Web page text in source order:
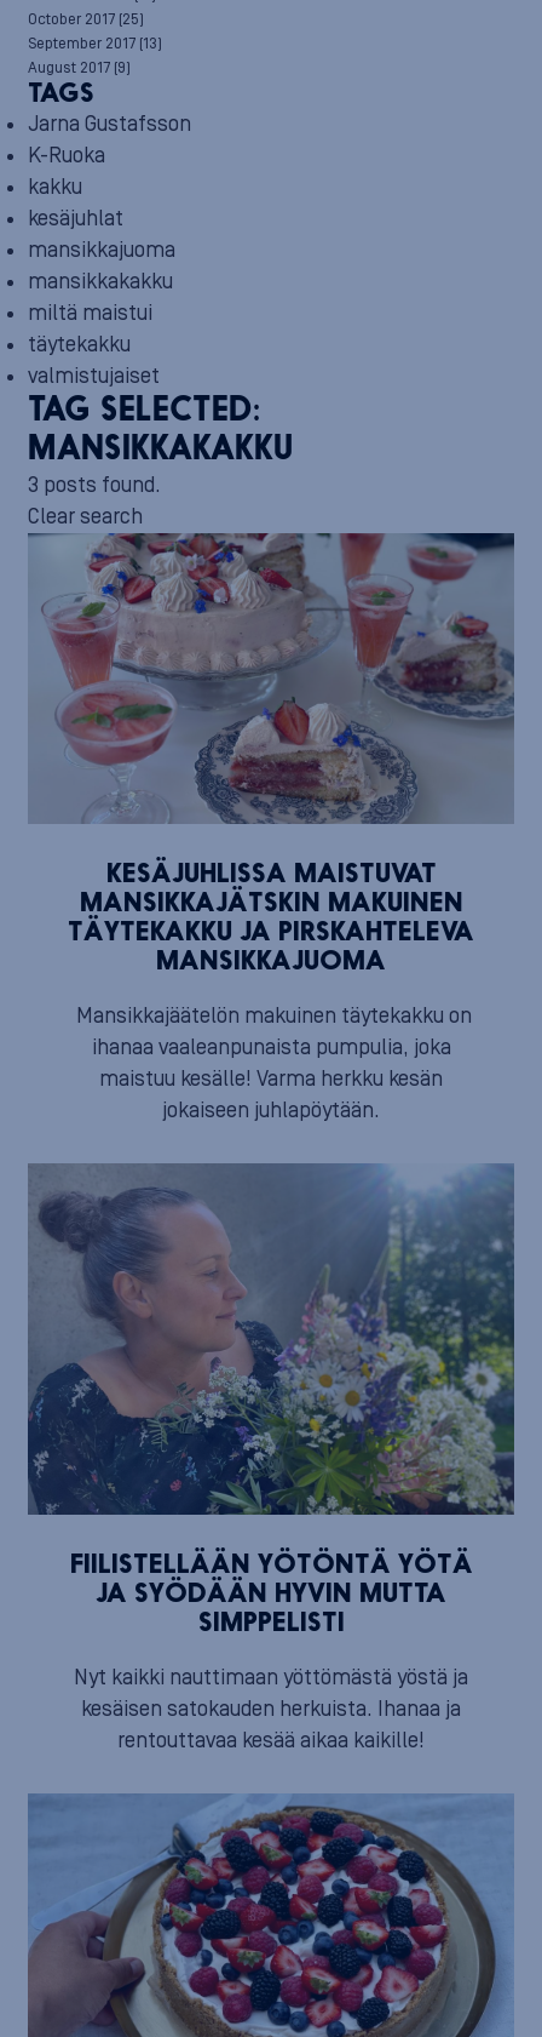
October 2017 (25)
September 2017 (13)
August 2017 (9)
TAGS
Jarna Gustafsson
K-Ruoka
kakku
kesäjuhlat
mansikkajuoma
mansikkakakku
miltä maistui
täytekakku
valmistujaiset
TAG SELECTED:
MANSIKKAKAKKU
3 posts found.
Clear search
KESÄJUHLISSA MAISTUVAT
MANSIKKAJÄTSKIN MAKUINEN
TÄYTEKAKKU JA PIRSKAHTELEVA
MANSIKKAJUOMA
Mansikkajäätelön makuinen täytekakku on
ihanaa vaaleanpunaista pumpulia, joka
maistuu kesälle! Varma herkku kesän
jokaiseen juhlapöytään.
FIILISTELLÄÄN YÖTÖNTÄ YÖTÄ
JA SYÖDÄÄN HYVIN MUTTA
SIMPPELISTI
Nyt kaikki nauttimaan yöttömästä yöstä ja
kesäisen satokauden herkuista. Ihanaa ja
rentouttavaa kesää aikaa kaikille!